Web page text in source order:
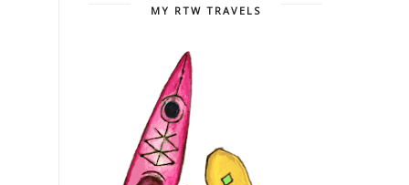
MY RTW TRAVELS